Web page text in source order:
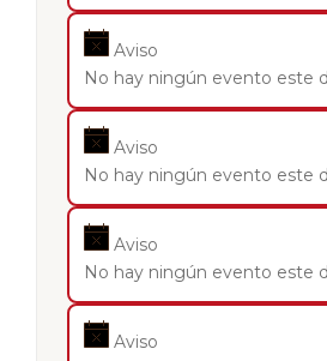
Aviso
No hay ningún evento este
Aviso
No hay ningún evento este
Aviso
No hay ningún evento este
Aviso